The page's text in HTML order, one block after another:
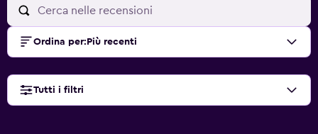
Ordina per: Più recenti
Tutti i filtri